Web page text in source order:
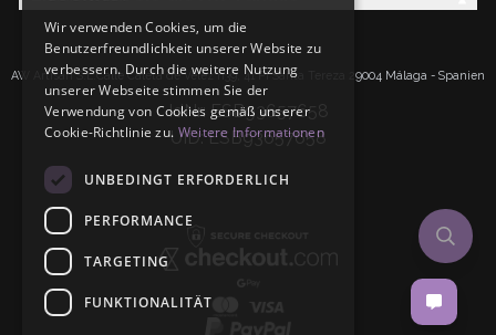
AW Artisan S.L.Calle Caleta de Velez n39, 41 PI Santa Tereza 29004 Málaga - Spanien
IdNr: ESB93657658
UID: ESB93657658
Wir verwenden Cookies, um die
Benutzerfreundlichkeit unserer Website zu
verbessern. Durch die weitere Nutzung
unserer Webseite stimmen Sie der
Verwendung von Cookies gemäß unserer
Cookie-Richtlinie zu. Weitere Informationen
UNBEDINGT ERFORDERLICH
PERFORMANCE
TARGETING
FUNKTIONALITÄT